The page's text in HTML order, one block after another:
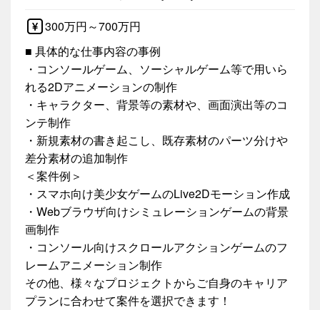
300万円～700万円
■ 具体的な仕事内容の事例
・コンソールゲーム、ソーシャルゲーム等で用いら
れる2Dアニメーションの制作
・キャラクター、背景等の素材や、画面演出等のコ
ンテ制作
・新規素材の書き起こし、既存素材のパーツ分けや
差分素材の追加制作
＜案件例＞
・スマホ向け美少女ゲームのLive2Dモーション作成
・Webブラウザ向けシミュレーションゲームの背景
画制作
・コンソール向けスクロールアクションゲームのフ
レームアニメーション制作
その他、様々なプロジェクトからご自身のキャリア
プランに合わせて案件を選択できます！